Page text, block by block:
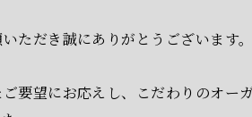
ただき誠にありがとうございます。
要望にお応えし、こだわりのオー